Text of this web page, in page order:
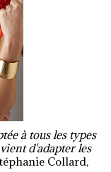
d'adapter les
Collard,